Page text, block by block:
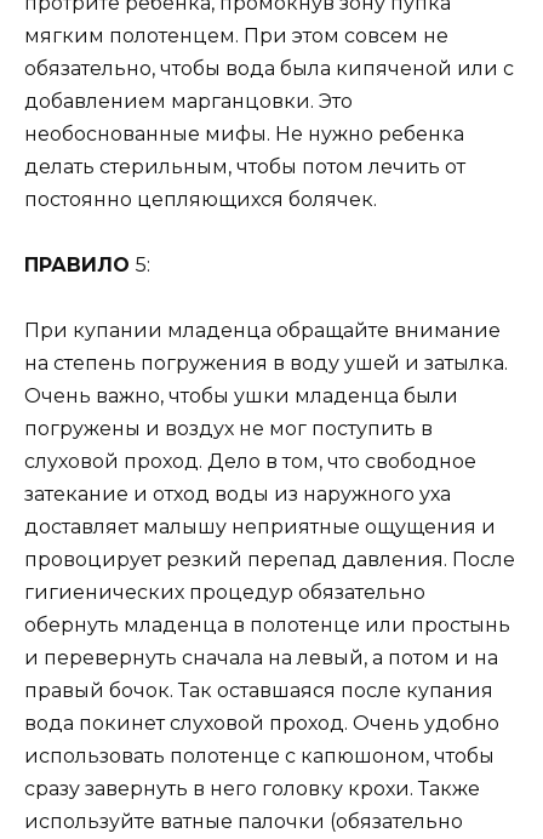
мягким полотенцем. При этом совсем не
обязательно, чтобы вода была кипяченой или с
добавлением марганцовки. Это
необоснованные мифы. Не нужно ребенка
делать стерильным, чтобы потом лечить от
постоянно цепляющихся болячек.
ПРАВИЛО 5:
При купании младенца обращайте внимание
на степень погружения в воду ушей и затылка.
Очень важно, чтобы ушки младенца были
погружены и воздух не мог поступить в
слуховой проход. Дело в том, что свободное
затекание и отход воды из наружного уха
доставляет малышу неприятные ощущения и
провоцирует резкий перепад давления. После
гигиенических процедур обязательно
обернуть младенца в полотенце или простынь
и перевернуть сначала на левый, а потом и на
правый бочок. Так оставшаяся после купания
вода покинет слуховой проход. Очень удобно
использовать полотенце с капюшоном, чтобы
сразу завернуть в него головку крохи. Также
используйте ватные палочки (обязательно